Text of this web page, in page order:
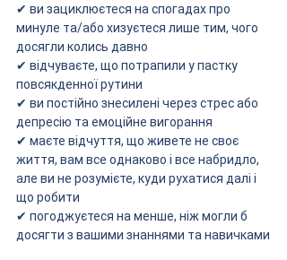
✔ ви зациклюєтеся на спогадах про
минуле та/або хизуєтеся лише тим, чого
досягли колись давно
✔ відчуваєте, що потрапили у пастку
повсякденної рутини
✔ ви постійно знесилені через стрес або
депресію та емоційне вигорання
✔ маєте відчуття, що живете не своє
життя, вам все однаково і все набридло,
але ви не розумієте, куди рухатися далі і
що робити
✔ погоджуєтеся на менше, ніж могли б
досягти з вашими знаннями та навичками